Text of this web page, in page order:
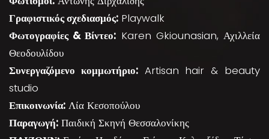
Γραφιστικός σχεδιασμός: Playwalk
Φωτογραφίες & Βίντεο: Karen Gkiounasian, Αχιλλεία
Θεοδουλίδου
Συνεργαζόμενο κομμωτήριο:Artisan hair & beauty
studio
Επικοινωνία: Λία Κεσοπούλου
Παραγωγή: Παιδική Σκηνή Θεσσαλονίκης